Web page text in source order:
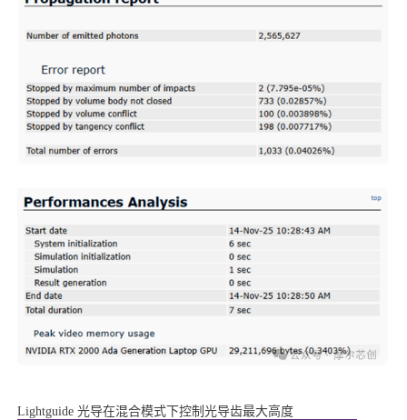
Lightguide 光导在混合模式下控制光导齿最大高度